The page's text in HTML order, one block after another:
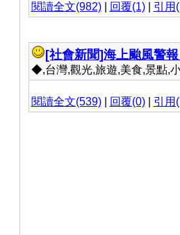
閱讀全文(982)| 回覆(1)| 引用
[社會新聞]海上颱風警
◆,台灣,觀光,旅遊,美食,景點,
閱讀全文(539)| 回覆(0)| 引用